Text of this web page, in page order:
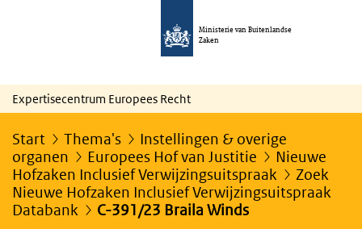
Ministerie van Buitenlandse
Zaken
Expertisecentrum Europees Recht
Start Thema's
Instellingen & overige
organen
Europees Hof van Justitie
Nieuwe
Hofzaken Inclusief Verwijzingsuitspraak
Zoek
Nieuwe Hofzaken Inclusief Verwijzingsuitspraak
Databank
C-391/23 Braila Winds